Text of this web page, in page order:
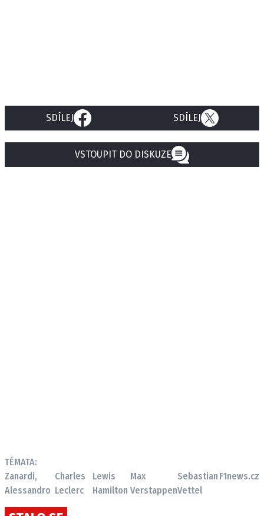
SDÍLEJ SDÍLEJ
VSTOUPIT DO DISKUZE
TÉMATA:
Zanardi,
Alessandro
Charles
Leclerc
Lewis
Hamilton
Max
Verstappen
Sebastian
Vettel
F1news.cz